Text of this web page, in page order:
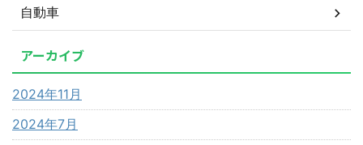
自動車
アーカイブ
2024年11月
2024年7月